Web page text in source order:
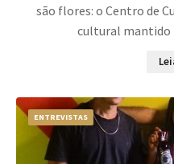
são flores: o Centro de
cultural mantido
ENTREVISTAS